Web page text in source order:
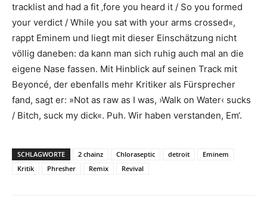
tracklist and had a fit ‚fore you heard it / So you formed
your verdict / While you sat with your arms crossed«,
rappt Eminem und liegt mit dieser Einschätzung nicht
völlig daneben: da kann man sich ruhig auch mal an die
eigene Nase fassen. Mit Hinblick auf seinen Track mit
Beyoncé, der ebenfalls mehr Kritiker als Fürsprecher
fand, sagt er: »Not as raw as I was, ›Walk on Water‹ sucks
/ Bitch, suck my dick«. Puh. Wir haben verstanden, Em‘.
SCHLAGWORTE 2 chainz Chloraseptic detroit
Eminem
Kritik
Phresher Remix Revival